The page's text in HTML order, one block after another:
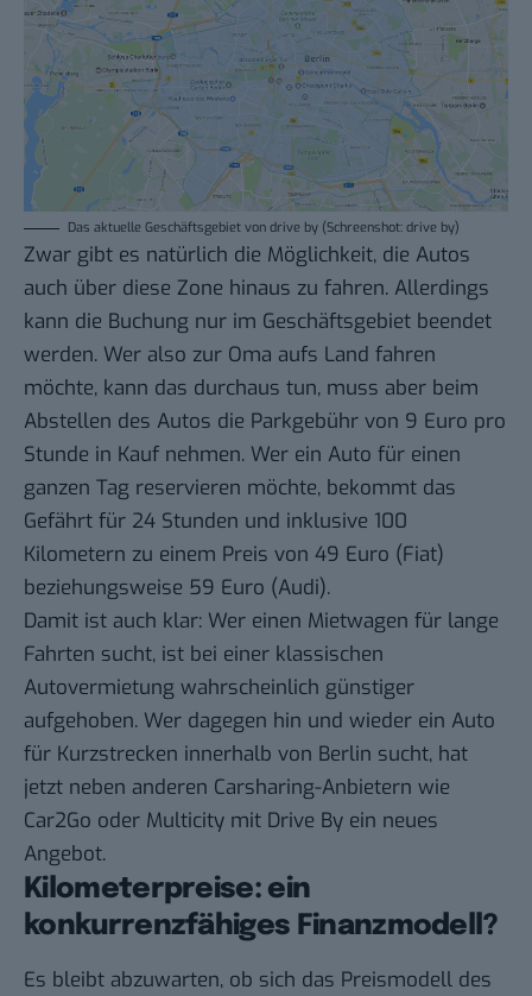
Das aktuelle Geschäftsgebiet von drive by (Schreenshot: drive by)
Zwar gibt es natürlich die Möglichkeit, die Autos
auch über diese Zone hinaus zu fahren. Allerdings
kann die Buchung nur im Geschäftsgebiet beendet
werden. Wer also zur Oma aufs Land fahren
möchte, kann das durchaus tun, muss aber beim
Abstellen des Autos die Parkgebühr von 9 Euro pro
Stunde in Kauf nehmen. Wer ein Auto für einen
ganzen Tag reservieren möchte, bekommt das
Gefährt für 24 Stunden und inklusive 100
Kilometern zu einem Preis von 49 Euro (Fiat)
beziehungsweise 59 Euro (Audi).
Damit ist auch klar: Wer einen Mietwagen für lange
Fahrten sucht, ist bei einer klassischen
Autovermietung wahrscheinlich günstiger
aufgehoben. Wer dagegen hin und wieder ein Auto
für Kurzstrecken innerhalb von Berlin sucht, hat
jetzt neben anderen Carsharing-Anbietern wie
Car2Go oder Multicity mit Drive By ein neues
Angebot.
Kilometerpreise: ein
konkurrenzfähiges Finanzmodell?
Es bleibt abzuwarten, ob sich das Preismodell des